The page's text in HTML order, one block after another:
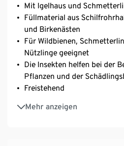
Mit Igelhaus und
Füllmaterial aus
und Birkenästen
Für Wildbienen,
Nützlinge geeignet
Die Insekten helfen bei der
Pflanzen und der
Freistehend
Mehr anzeigen
Igelhaus bietet sicheren
Sorgt im Garten für erhöhte